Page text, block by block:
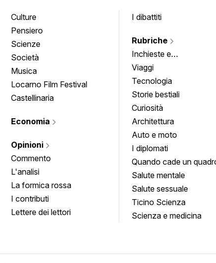
Culture
Pensiero
Scienze
Società
Musica
Locarno Film Festival
Castellinaria
Economia
Opinioni
Commento
L'analisi
La formica rossa
I contributi
Lettere dei lettori
I dibattiti
Rubriche
Inchieste e
approfondimenti
Viaggi
Tecnologia
Storie bestiali
Curiosità
Architettura
Auto e moto
I diplomati
Quando cade un
Salute mentale
Salute sessuale
Ticino Scienza
Scienza e medicina